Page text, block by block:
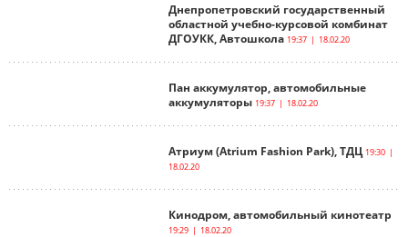
Днепропетровский государственный
областной учебно-курсовой комбинат
ДГОУКК, Автошкола 19:37 | 18.02.20
Пан аккумулятор, автомобильные
аккумуляторы 19:37 | 18.02.20
Атриум (Atrium Fashion Park), ТДЦ 19:30 |
18.02.20
Кинодром, автомобильный кинотеатр
19:29 | 18.02.20